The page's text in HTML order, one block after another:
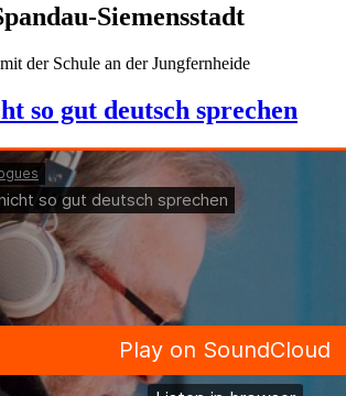
Siemensstadt
der Schule an der Jungfernheide
so gut deutsch sprechen